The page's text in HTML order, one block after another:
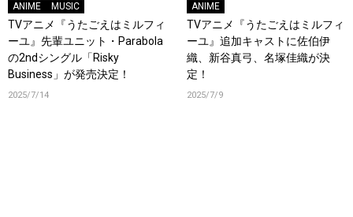
ANIME MUSIC
TVアニメ『うたごえはミルフィ
ーユ』先輩ユニット・Parabola
の2ndシングル「Risky
Business」が発売決定！
2025/7/14
ANIME
TVアニメ『うたごえはミルフィ
ーユ』追加キャストに佐伯伊
織、新谷真弓、名塚佳織が決
定！
2025/7/9